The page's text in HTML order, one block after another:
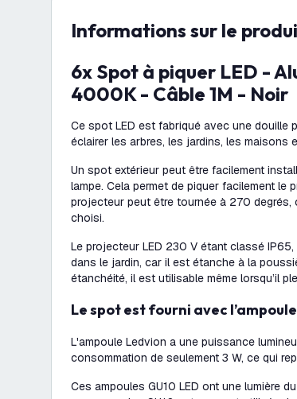
Informations sur le
6x Spot à piquer LED - Aluminium - IP65 - 3W -
4000K - Câble 1M - Noir
Ce spot LED est fabriqué avec une douille
éclairer les arbres, les jardins, les maisons
Un spot extérieur peut être facilement
lampe. Cela permet de piquer facilement le
projecteur peut être tournée à 270 degrés,
choisi.
Le projecteur LED 230 V étant classé
dans le jardin, car il est étanche à la
étanchéité, il est utilisable même lorsqu’il
Le spot est fourni avec
L'ampoule Ledvion a une puissance
consommation de seulement 3 W, ce qui
Ces ampoules GU10 LED ont une lumière